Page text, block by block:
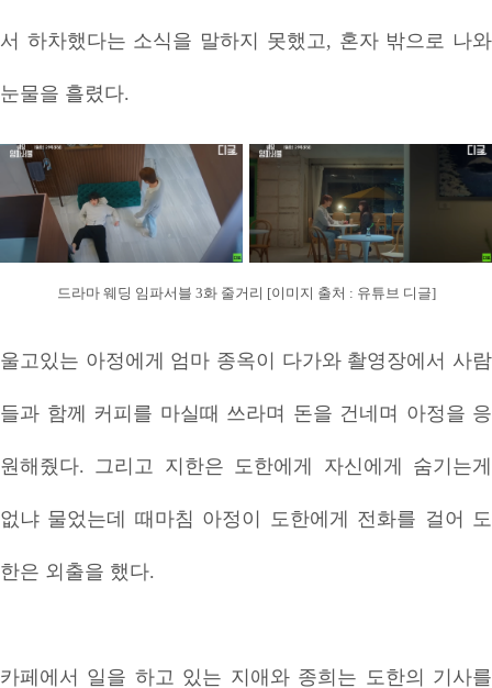
서 하차했다는 소식을 말하지 못했고, 혼자 밖으로 나와
눈물을 흘렸다.
드라마 웨딩 임파서블 3화 줄거리 [이미지 출처 : 유튜브 디글]
울고있는 아정에게 엄마 종옥이 다가와 촬영장에서 사람
들과 함께 커피를 마실때 쓰라며 돈을 건네며 아정을 응
원해줬다. 그리고 지한은 도한에게 자신에게 숨기는게
없냐 물었는데 때마침 아정이 도한에게 전화를 걸어 도
한은 외출을 했다.
카페에서 일을 하고 있는 지애와 종희는 도한의 기사를